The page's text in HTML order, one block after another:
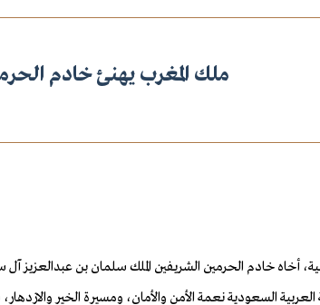
ملك المغرب يهنئ خادم
أخاه خادم الحرمين الشريفين الملك سلمان بن
السعودية نعمة الأمن والأمان، ومسيرة الخير